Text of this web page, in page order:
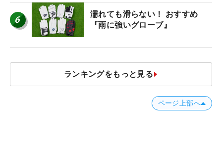
6
濡れても滑らない！ おすすめ
『雨に強いグローブ』
ランキングをもっと見る
ページ上部へ